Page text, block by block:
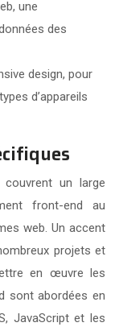
une
des
design, pour
d’appareils
un large
front-end au
web. Un accent
projets et
en œuvre les
sont abordées en
JavaScript et les